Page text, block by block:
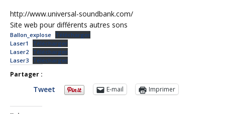
http://www.universal-soundbank.com/
Site web pour différents autres sons
Ballon_explose Télécharger
Laser1
Télécharger
Laser2 Télécharger
Laser3 Télécharger
Partager :
Tweet E-mail Imprimer